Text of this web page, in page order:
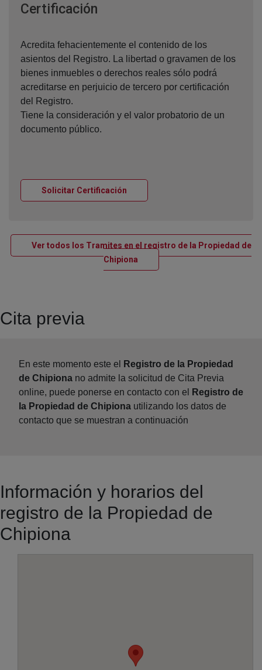
Certificación
Acredita fehacientemente el contenido de los
asientos del Registro. La libertad o gravamen de los
bienes inmuebles o derechos reales sólo podrá
acreditarse en perjuicio de tercero por certificación
del Registro.
Tiene la consideración y el valor probatorio de un
documento público.
Solicitar Certificación
Ver todos los Tramites en el registro de la Propiedad de
ChipionaVentana nueva
Cita previa
En este momento este el
Registro de la Propiedad
de Chipiona no admite la solicitud de Cita Previa
online, puede ponerse en contacto con el
Registro de
la Propiedad de Chipiona utilizando los datos de
contacto que se muestran a continuación
Información y horarios del
registro de la Propiedad de
Chipiona